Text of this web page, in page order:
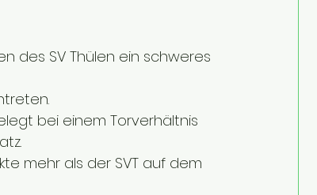
des SV Thülen ein schweres
bei einem Torverhältnis
mehr als der SVT auf dem